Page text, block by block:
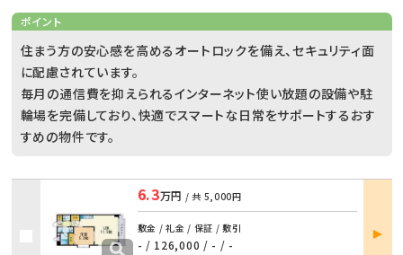
ポイント
住まう方の安心感を高めるオートロックを備え、セキュリティ面
に配慮されています。
毎月の通信費を抑えられるインターネット使い放題の設備や駐
輪場を完備しており、快適でスマートな日常をサポートするおす
すめの物件です。
6.3万円 / 共 5,000円
敷金 / 礼金 / 保証 / 敷引
- / 126,000 / - / -
部屋
詳細